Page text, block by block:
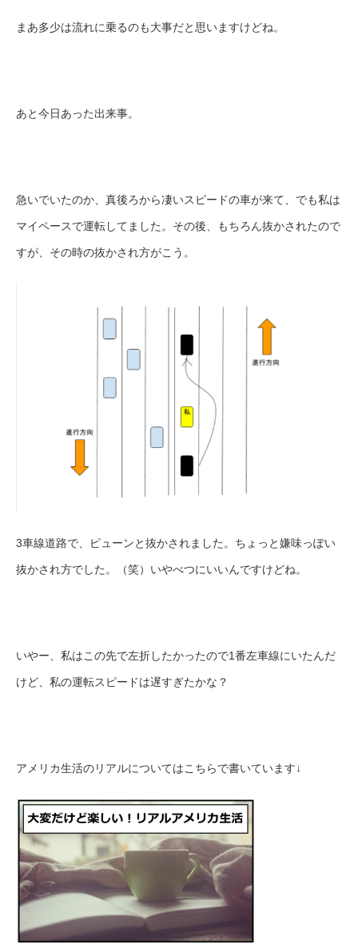
まあ多少は流れに乗るのも大事だと思いますけどね。
あと今日あった出来事。
急いでいたのか、真後ろから凄いスピードの車が来て、でも私は
マイペースで運転してました。その後、もちろん抜かされたので
すが、その時の抜かされ方がこう。
3車線道路で、ピューンと抜かされました。ちょっと嫌味っぽい
抜かされ方でした。（笑）いやべつにいいんですけどね。
いやー、私はこの先で左折したかったので1番左車線にいたんだ
けど、私の運転スピードは遅すぎたかな？
アメリカ生活のリアルについてはこちらで書いています↓